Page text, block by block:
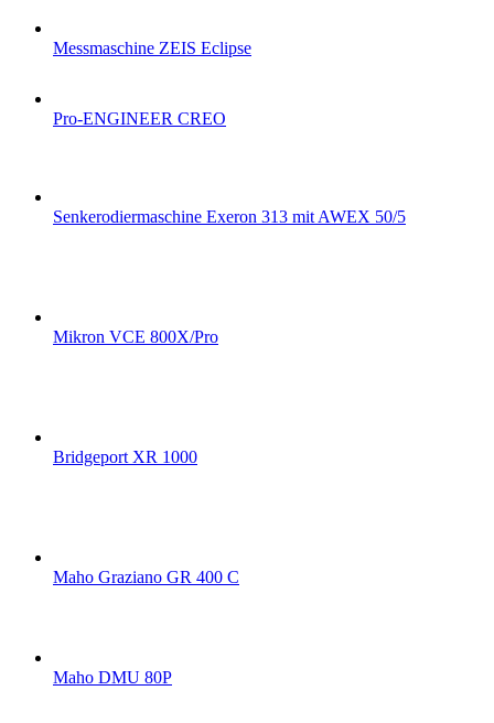
Messmaschine ZEIS Eclipse
Pro-ENGINEER CREO
Senkerodiermaschine Exeron 313 mit AWEX 50/5
Mikron VCE 800X/Pro
Bridgeport XR 1000
Maho Graziano GR 400 C
Maho DMU 80P